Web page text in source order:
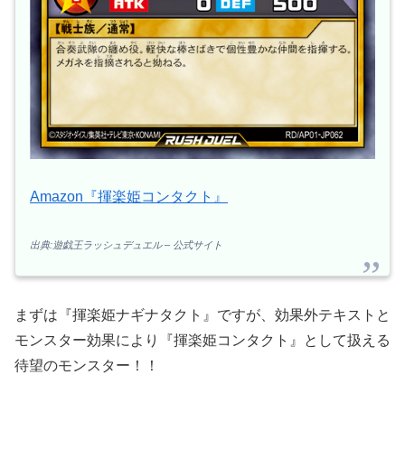
Amazon『揮楽姫コンタクト』
出典:遊戯王ラッシュデュエル – 公式サイト
まずは『揮楽姫ナギナタクト』ですが、効果外テキストと
モンスター効果により『揮楽姫コンタクト』として扱える
待望のモンスター！！